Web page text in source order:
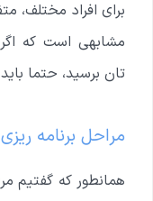
برای افراد مختلف،
مشابهی است که
تان برسید، حتما
مراحل برنامه
همانطور که گفتیم